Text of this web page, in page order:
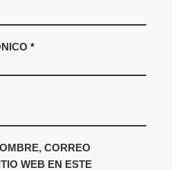
*
CORREO
WEB EN ESTE